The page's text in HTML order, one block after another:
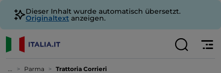
Dieser Inhalt wurde automatisch übersetzt.
Originaltext anzeigen.
... Parma Trattoria Corrieri